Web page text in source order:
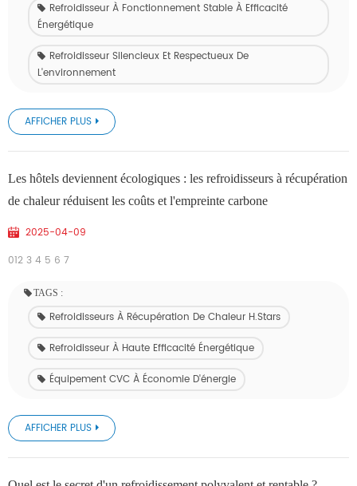
Refroidisseur À Fonctionnement Stable À Efficacité
Énergétique
Refroidisseur Silencieux Et Respectueux De
L'environnement
AFFICHER PLUS
Les hôtels deviennent écologiques : les refroidisseurs à récupération
de chaleur réduisent les coûts et l'empreinte carbone
2025-04-09
012 3 4 5 6 7
TAGS :
Refroidisseurs À Récupération De Chaleur H.Stars
Refroidisseur À Haute Efficacité Énergétique
Équipement CVC À Économie D'énergie
AFFICHER PLUS